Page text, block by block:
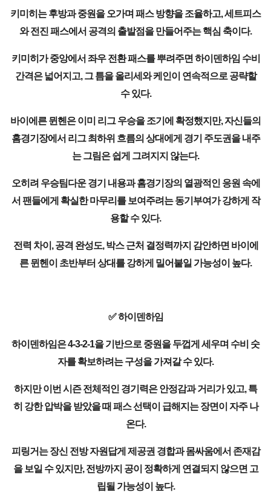
키미히는 후방과 중원을 오가며 패스 방향을 조율하고, 세트피스
와 전진 패스에서 공격의 출발점을 만들어주는 핵심 축이다.
키미히가 중앙에서 좌우 전환 패스를 뿌려주면 하이덴하임 수비
간격은 넓어지고, 그 틈을 올리세와 케인이 연속적으로 공략할
수 있다.
바이에른 뮌헨은 이미 리그 우승을 조기에 확정했지만, 자신들의
홈경기장에서 리그 최하위 흐름의 상대에게 경기 주도권을 내주
는 그림은 쉽게 그려지지 않는다.
오히려 우승팀다운 경기 내용과 홈경기장의 열광적인 응원 속에
서 팬들에게 확실한 마무리를 보여주려는 동기부여가 강하게 작
용할 수 있다.
전력 차이, 공격 완성도, 박스 근처 결정력까지 감안하면 바이에
른 뮌헨이 초반부터 상대를 강하게 밀어붙일 가능성이 높다.
✅ 하이덴하임
하이덴하임은 4-3-2-1을 기반으로 중원을 두껍게 세우며 수비 숫
자를 확보하려는 구성을 가져갈 수 있다.
하지만 이번 시즌 전체적인 경기력은 안정감과 거리가 있고, 특
히 강한 압박을 받았을 때 패스 선택이 급해지는 장면이 자주 나
온다.
피링거는 장신 전방 자원답게 제공권 경합과 몸싸움에서 존재감
을 보일 수 있지만, 전방까지 공이 정확하게 연결되지 않으면 고
립될 가능성이 높다.